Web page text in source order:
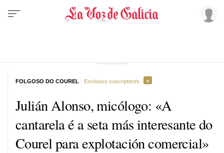
Julián Alonso, micólogo: «A
cantarela é a seta más interesante do
Courel para explotación comercial»
FOLGOSO DO COUREL · Exclusivo suscriptores